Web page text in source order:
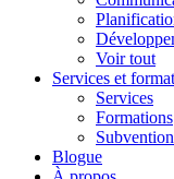
Voir tout
Services et
Services
Formations
Blogue